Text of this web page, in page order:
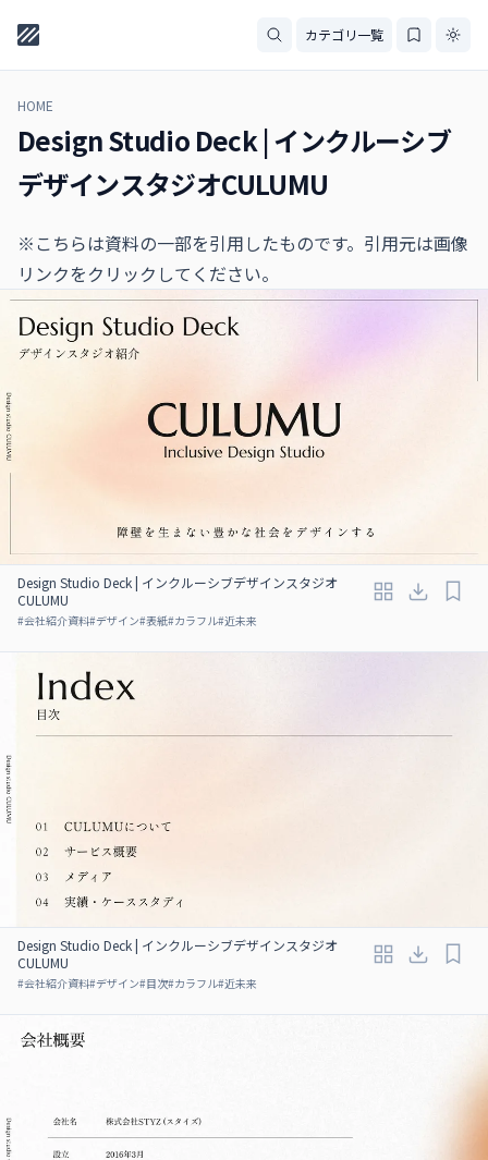
カテゴリ一覧
HOME
Design Studio Deck | インクルーシブ
デザインスタジオCULUMU
※こちらは資料の一部を引用したものです。引用元は画像
リンクをクリックしてください。
Design Studio Deck | インクルーシブデザインスタジオ
CULUMU
#会社紹介資料#デザイン#表紙#カラフル#近未来
Design Studio Deck | インクルーシブデザインスタジオ
CULUMU
#会社紹介資料#デザイン#目次#カラフル#近未来